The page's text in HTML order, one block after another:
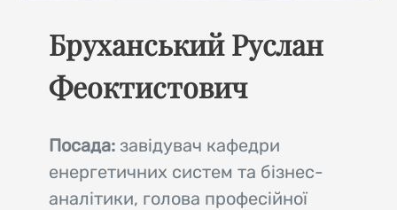
Бруханський Руслан
Феоктистович
Посада:завідувач кафедри
енергетичних систем та бізнес-
аналітики, голова професійної